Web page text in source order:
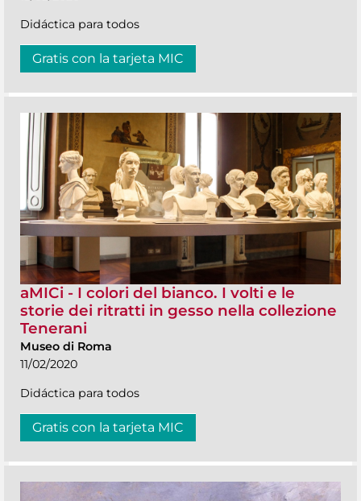
Didáctica para todos
Gratis con la tarjeta MIC
aMICi - I colori del bianco. I volti e le
storie dei ritratti in gesso nella collezione
Tenerani
Museo di Roma
11/02/2020
Didáctica para todos
Gratis con la tarjeta MIC